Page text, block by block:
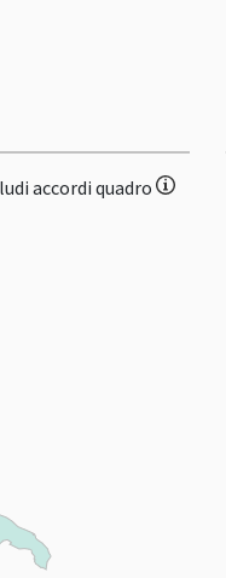
accordi quadro